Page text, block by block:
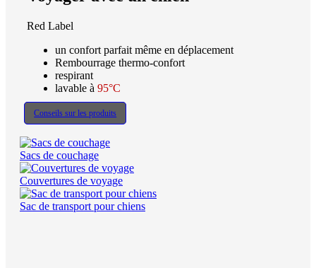
Red Label
un confort parfait même en déplacement
Rembourrage thermo-confort
respirant
lavable à 95°C
Conseils sur les produits
Sacs de couchage
Couvertures de voyage
Sac de transport pour chiens